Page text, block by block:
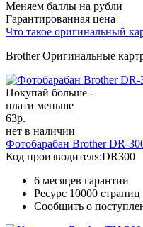
Меняем баллы на рубли
Гарантированная цена
Что такое оригинальный
Brother Оригинальные
Покупай больше -
плати меньше
63р.
нет в наличии
Фотобарабан Brother DR-
Код производителя:DR300
6 месяцев гарантии
Ресурс 10000 страниц
Сообщить о